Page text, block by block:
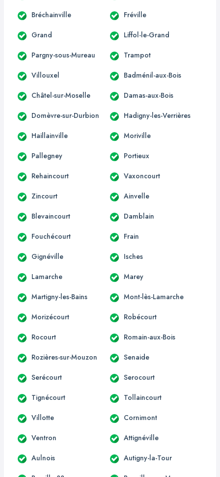
Bréchainville Fréville
Grand Liffol-le-Grand
Pargny-sous-Mureau Trampot
Villouxel Badménil-aux-Bois
Châtel-sur-Moselle Damas-aux-Bois
Domèvre-sur-Durbion Hadigny-les-Verrières
Haillainville Moriville
Pallegney Portieux
Rehaincourt Vaxoncourt
Zincourt Ainvelle
Blevaincourt Damblain
Fouchécourt Frain
Gignéville Isches
Lamarche Marey
Martigny-les-Bains Mont-lès-Lamarche
Morizécourt Robécourt
Rocourt Romain-aux-Bois
Rozières-sur-Mouzon Senaide
Serécourt Serocourt
Tignécourt Tollaincourt
Villotte Cornimont
Ventron Attignéville
Aulnois Autigny-la-Tour